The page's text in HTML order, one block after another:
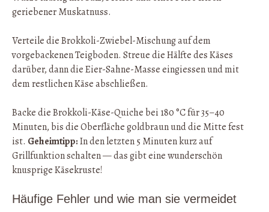
geriebener Muskatnuss.
Verteile die Brokkoli-Zwiebel-Mischung auf dem
vorgebackenen Teigboden. Streue die Hälfte des Käses
darüber, dann die Eier-Sahne-Masse eingiessen und mit
dem restlichen Käse abschließen.
Backe die Brokkoli-Käse-Quiche bei 180 °C für 35–40
Minuten, bis die Oberfläche goldbraun und die Mitte fest
ist. Geheimtipp:In den letzten 5 Minuten kurz auf
Grillfunktion schalten — das gibt eine wunderschön
knusprige Käsekruste!
Häufige Fehler und wie man sie vermeidet